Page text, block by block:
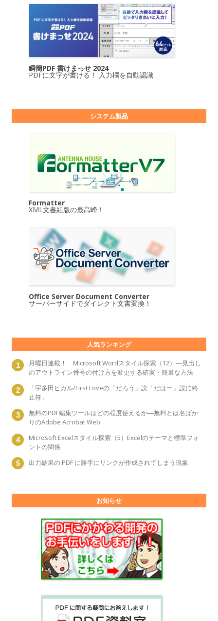
瞬簡PDF 書けまっせ 2024
PDFに文字が書ける！ 入力欄を自動認識
システム製品
Formatter
XML文書組版の最高峰！
Office Server Document Converter
サーバーサイドでダイレクト文書変換！
人気ランキング
月曜日連載！ Microsoft Wordスタイル探索（12）―見出し
のアウトライン番号の付け方を変更する確実・簡単な方法
「宇多田ヒカル/First Loveの「だろう」説「だはー」説に終
止符」
無料のPDF編集ツールはどの程度使えるか―無料とは名ばか
りのAdobe Acrobat Web
Microsoft Excelスタイル探索（5）Excelのテーマと標準フォ
ントの関係
出力結果の PDF に勝手にリンクが作成されてしまう現象
お知らせ